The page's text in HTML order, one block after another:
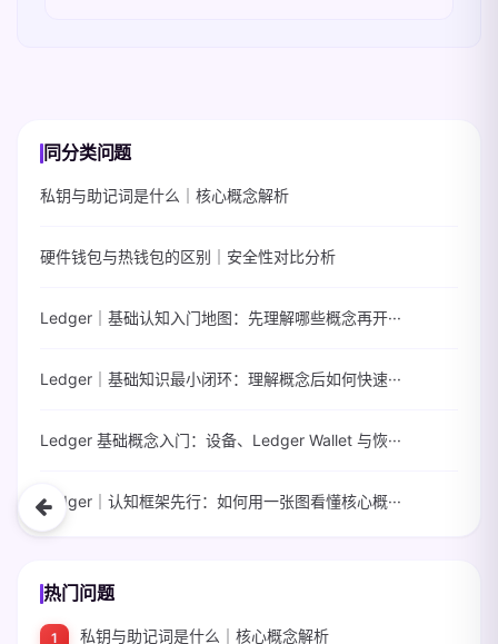
同分类问题
私钥与助记词是什么｜核心概念解析
硬件钱包与热钱包的区别｜安全性对比分析
Ledger｜基础认知入门地图：先理解哪些概念再开···
Ledger｜基础知识最小闭环：理解概念后如何快速···
Ledger 基础概念入门：设备、Ledger Wallet 与恢···
Ledger｜认知框架先行：如何用一张图看懂核心概···
热门问题
私钥与助记词是什么｜核心概念解析